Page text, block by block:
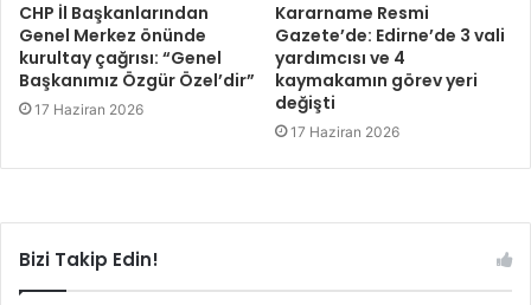
CHP İl Başkanlarından
Genel Merkez önünde
kurultay çağrısı: “Genel
Başkanımız Özgür Özel’dir”
17 Haziran 2026
Kararname Resmi
Gazete’de: Edirne’de 3 vali
yardımcısı ve 4
kaymakamın görev yeri
değişti
17 Haziran 2026
Bizi Takip Edin!